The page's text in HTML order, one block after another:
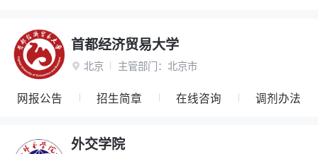
首都经济贸易大学
 北京 主管部门： 北京市
网报公告 招生简章 在线咨询 调剂办法
外交学院